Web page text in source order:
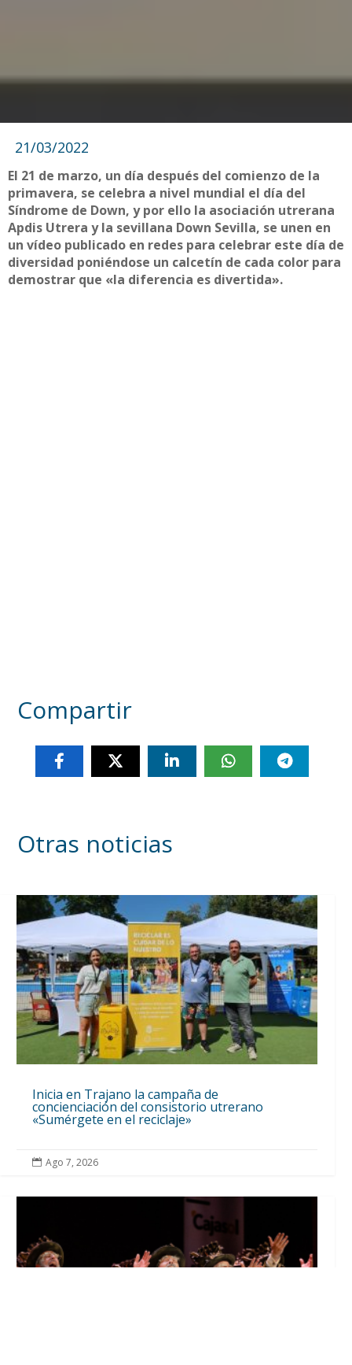
21/03/2022
El 21 de marzo, un día después del comienzo de la
primavera, se celebra a nivel mundial el día del
Síndrome de Down, y por ello la asociación utrerana
Apdis Utrera y la sevillana Down Sevilla, se unen en
un vídeo publicado en redes para celebrar este día de
diversidad poniéndose un calcetín de cada color para
demostrar que «la diferencia es divertida».
Compartir
Otras noticias
Inicia en Trajano la campaña de
concienciación del consistorio utrerano
«Sumérgete en el reciclaje»
 Ago 7, 2026